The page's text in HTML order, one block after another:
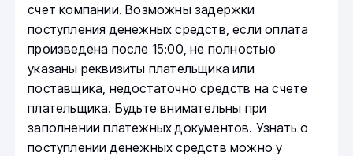
счет компании. Возможны задержки
поступления денежных средств, если оплата
произведена после 15:00, не полностью
указаны реквизиты плательщика или
поставщика, недостаточно средств на счете
плательщика. Будьте внимательны при
заполнении платежных документов. Узнать о
поступлении денежных средств можно у